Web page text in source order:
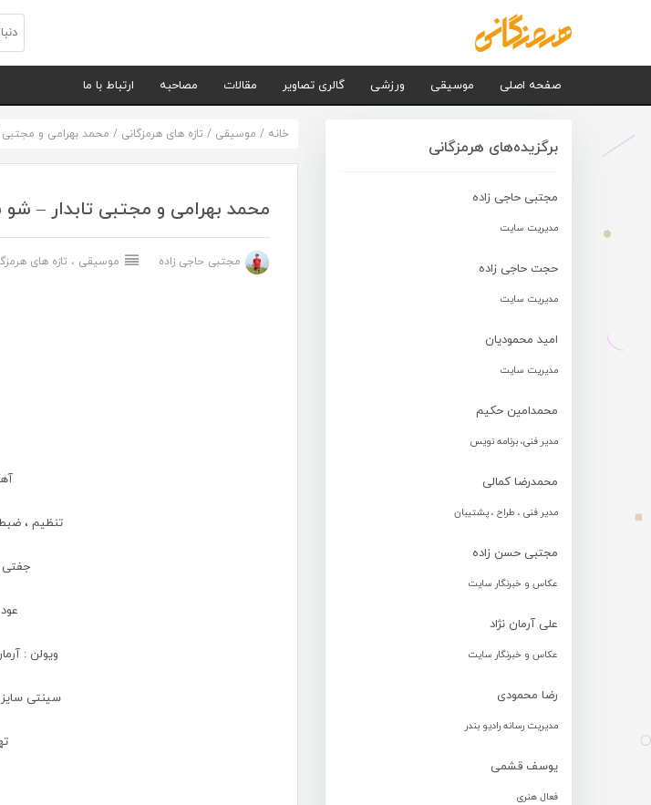
صفحه اصلی موسیقی ورزشی گالری تصاویر مقالات مصاحبه ارتباط با ما
برگزیده‌های هرمزگانی
مجتبی حاجی زاده
مدیریت سایت
حجت حاجی زاده
مدیریت سایت
امید محمودیان
مدیریت سایت
محمدامین حکیم
مدیر فنی، برنامه نویس
محمدرضا کمالی
مدیر فنی ، طراح ، پشتیبان
مجتبی حسن زاده
عکاس و خبرنگار سایت
علی آرمان نژاد
عکاس و خبرنگار سایت
رضا محمودی
مدیریت رسانه رادیو بندر
یوسف قشمی
فعال هنری
خانه / موسیقی / تازه های هرمزگانی / محمد بهرامی و مجتبی
محمد بهرامی و مجتبی تابدار – شو
مجتبی حاجی زاده موسیقی ، تازه های
تنظیم ،
جفتی
ویولن :
سینتی